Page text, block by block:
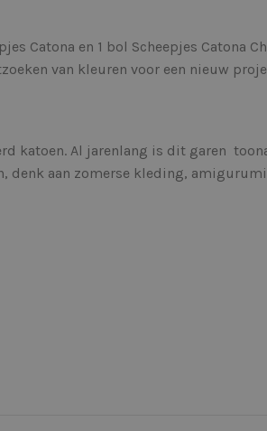
Catona en 1 bol Scheepjes Catona
van kleuren voor een nieuw
katoen. Al jarenlang is dit garen
aan zomerse kleding,